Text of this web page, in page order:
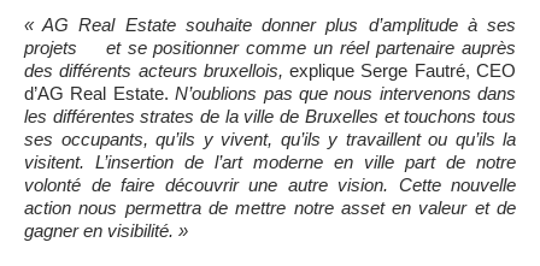
« AG Real Estate souhaite donner plus d’amplitude à ses
projets et se positionner comme un réel partenaire auprès
des différents acteurs bruxellois,explique Serge Fautré, CEO
d’AG Real Estate. N’oublions pas que nous intervenons dans
les différentes strates de la ville de Bruxelles et touchons tous
ses occupants, qu’ils y vivent, qu’ils y travaillent ou qu’ils la
visitent. L’insertion de l’art moderne en ville part de notre
volonté de faire découvrir une autre vision. Cette nouvelle
action nous permettra de mettre notre asset en valeur et de
gagner en visibilité. »